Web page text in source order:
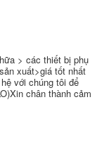
> các thiết bị phụ
xuất>giá tốt nhất
với chúng tôi để
chân thành cảm